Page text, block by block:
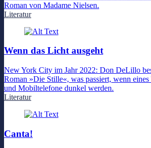
Roman von Madame Nielsen.
Literatur
Wenn das Licht ausgeht
New York City im Jahr 2022: Don DeLillo
Roman »Die Stille«, was passiert, wenn
und Mobiltelefone dunkel werden.
Literatur
Canta!